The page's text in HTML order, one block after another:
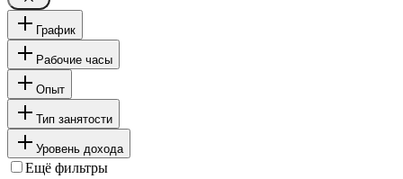
График
Рабочие часы
Опыт
Тип занятости
Уровень дохода
Ещё фильтры